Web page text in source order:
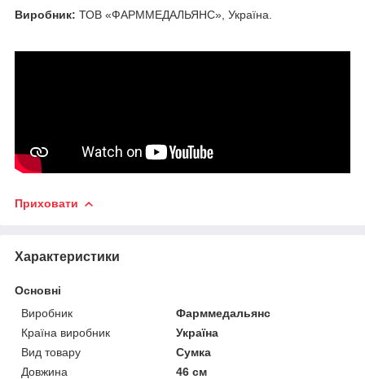
Виробник: ТОВ «ФАРММЕДАЛЬЯНС», Україна.
Приховати
Характеристики
Основні
Виробник
Фарммедальянс
Країна виробник
Україна
Вид товару
Сумка
Довжина
46 см